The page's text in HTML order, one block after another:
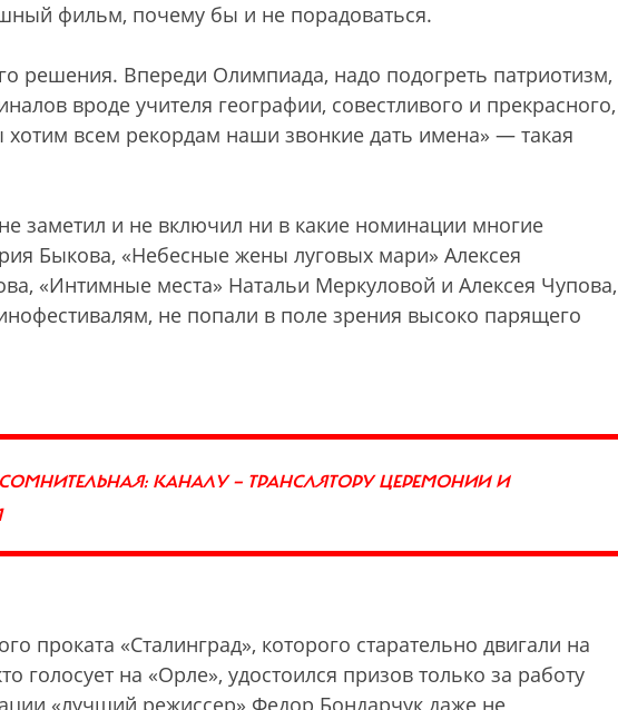
фильм, почему бы и не порадоваться.
решения. Впереди Олимпиада, надо подогреть патриотизм,
вроде учителя географии, совестливого и прекрасного,
всем рекордам наши звонкие дать имена» — такая
заметил и не включил ни в какие номинации многие
Быкова, «Небесные жены луговых мари» Алексея
«Интимные места» Натальи Меркуловой и Алексея Чупова,
не попали в поле зрения высоко парящего
КАНАЛУ — ТРАНСЛЯТОРУ ЦЕРЕМОНИИ И
проката «Сталинград», которого старательно двигали на
голосует на «Орле», удостоился призов только за работу
«лучший режиссер» Федор Бондарчук даже не